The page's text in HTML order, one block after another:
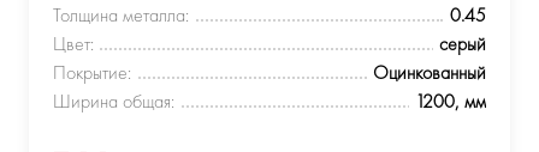
Толщина металла:
0.45
Цвет:
серый
Покрытие:
Оцинкованный
Ширина общая:
1200, мм